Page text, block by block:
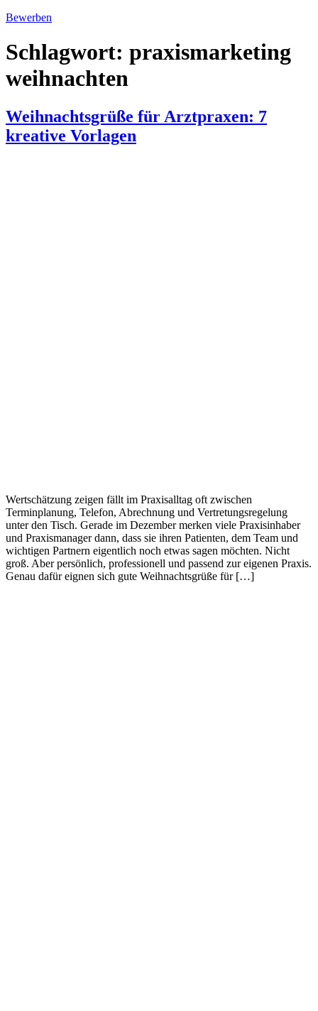
Bewerben
Schlagwort: praxismarketing
weihnachten
Weihnachtsgrüße für Arztpraxen: 7
kreative Vorlagen
Wertschätzung zeigen fällt im Praxisalltag oft zwischen
Terminplanung, Telefon, Abrechnung und Vertretungsregelung
unter den Tisch. Gerade im Dezember merken viele Praxisinhaber
und Praxismanager dann, dass sie ihren Patienten, dem Team und
wichtigen Partnern eigentlich noch etwas sagen möchten. Nicht
groß. Aber persönlich, professionell und passend zur eigenen Praxis.
Genau dafür eignen sich gute Weihnachtsgrüße für […]